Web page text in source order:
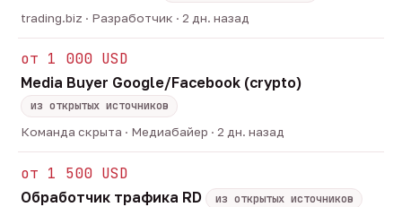
trading.biz · Разработчик · 2 дн. назад
от 1 000 USD
Media Buyer Google/Facebook (crypto)
из открытых источников
Команда скрыта · Медиабайер · 2 дн. назад
от 1 500 USD
Обработчик трафика RD
из открытых источников